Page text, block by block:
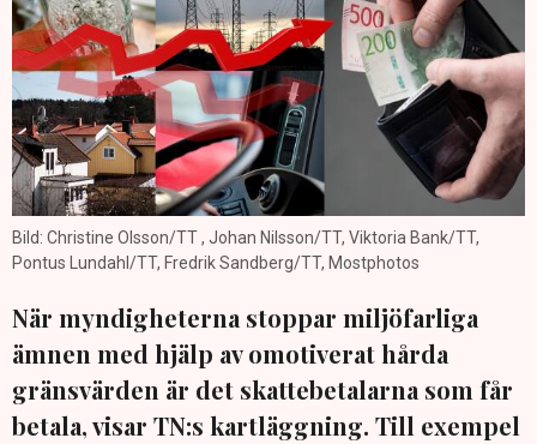
Bild: Christine Olsson/TT , Johan Nilsson/TT, Viktoria Bank/TT,
Pontus Lundahl/TT, Fredrik Sandberg/TT, Mostphotos
När myndigheterna stoppar miljöfarliga
ämnen med hjälp av omotiverat hårda
gränsvärden är det skattebetalarna som får
betala, visar TN:s kartläggning. Till exempel